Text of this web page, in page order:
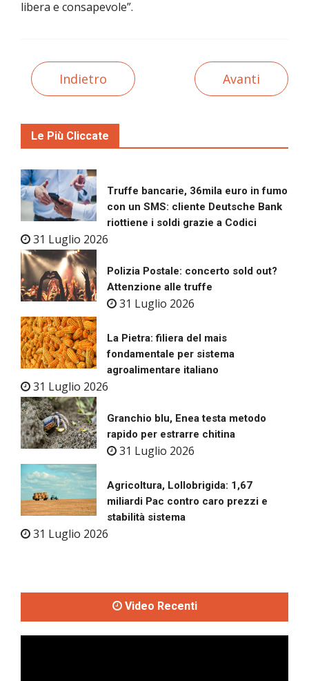
libera e consapevole”.
Indietro Avanti
Le Più Cliccate
Truffe bancarie, 36mila euro in fumo
con un SMS: cliente Deutsche Bank
riottiene i soldi grazie a Codici
31 Luglio 2026
Polizia Postale: concerto sold out?
Attenzione alle truffe
31 Luglio 2026
La Pietra: filiera del mais
fondamentale per sistema
agroalimentare italiano
31 Luglio 2026
Granchio blu, Enea testa metodo
rapido per estrarre chitina
31 Luglio 2026
Agricoltura, Lollobrigida: 1,67
miliardi Pac contro caro prezzi e
stabilità sistema
31 Luglio 2026
Video Recenti